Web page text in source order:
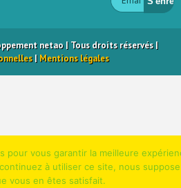
netao| Tous droits réservés |
| Mentions légales
pour vous garantir la meilleure
à utiliser ce site, nous
vous en êtes satisfait.